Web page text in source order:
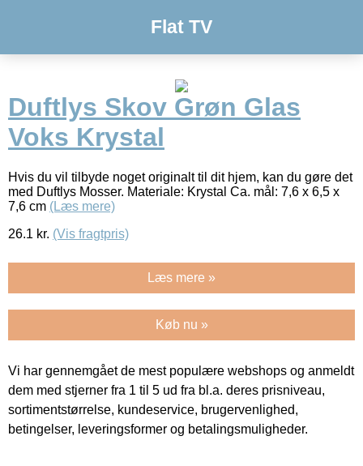
Flat TV
Duftlys Skov Grøn Glas
Voks Krystal
Hvis du vil tilbyde noget originalt til dit hjem, kan du gøre det
med Duftlys Mosser. Materiale: Krystal Ca. mål: 7,6 x 6,5 x
7,6 cm (Læs mere)
26.1 kr. (Vis fragtpris)
Læs mere »
Køb nu »
Vi har gennemgået de mest populære webshops og anmeldt
dem med stjerner fra 1 til 5 ud fra bl.a. deres prisniveau,
sortimentstørrelse, kundeservice, brugervenlighed,
betingelser, leveringsformer og betalingsmuligheder.